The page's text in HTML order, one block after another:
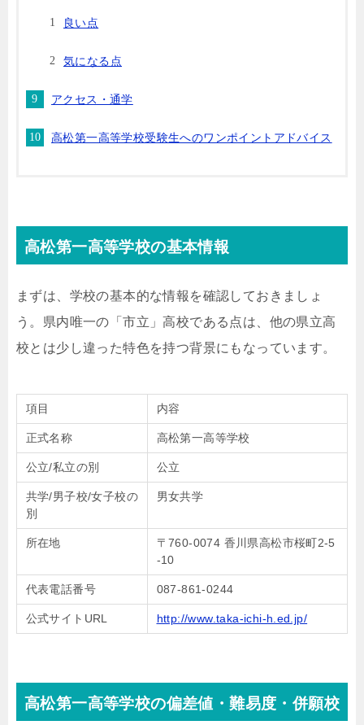
良い点
気になる点
アクセス・通学
高松第一高等学校受験生へのワンポイントアドバイス
高松第一高等学校の基本情報
まずは、学校の基本的な情報を確認しておきましょ
う。県内唯一の「市立」高校である点は、他の県立高
校とは少し違った特色を持つ背景にもなっています。
項目 内容
正式名称 高松第一高等学校
公立/私立の別 公立
共学/男子校/女子校の
別
男女共学
所在地
〒760-0074 香川県高松市桜町2-5
-10
代表電話番号 087-861-0244
公式サイトURL http://www.taka-ichi-h.ed.jp/
高松第一高等学校の偏差値・難易度・併願校